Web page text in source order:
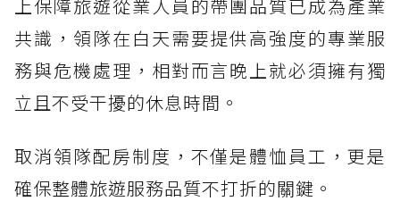
上保障旅遊從業人員的帶團品質已成為產業
共識，領隊在白天需要提供高強度的專業服
務與危機處理，相對而言晚上就必須擁有獨
立且不受干擾的休息時間。
取消領隊配房制度，不僅是體恤員工，更是
確保整體旅遊服務品質不打折的關鍵。